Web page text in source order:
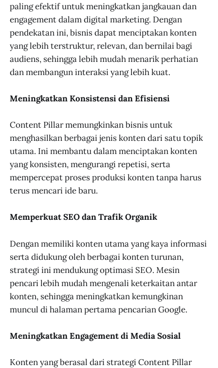
paling efektif untuk meningkatkan jangkauan dan
engagement dalam digital marketing. Dengan
pendekatan ini, bisnis dapat menciptakan konten
yang lebih terstruktur, relevan, dan bernilai bagi
audiens, sehingga lebih mudah menarik perhatian
dan membangun interaksi yang lebih kuat.
Meningkatkan Konsistensi dan Efisiensi
Content Pillar memungkinkan bisnis untuk
menghasilkan berbagai jenis konten dari satu topik
utama. Ini membantu dalam menciptakan konten
yang konsisten, mengurangi repetisi, serta
mempercepat proses produksi konten tanpa harus
terus mencari ide baru.
Memperkuat SEO dan Trafik Organik
Dengan memiliki konten utama yang kaya informasi
serta didukung oleh berbagai konten turunan,
strategi ini mendukung optimasi SEO. Mesin
pencari lebih mudah mengenali keterkaitan antar
konten, sehingga meningkatkan kemungkinan
muncul di halaman pertama pencarian Google.
Meningkatkan Engagement di Media Sosial
Konten yang berasal dari strategi Content Pillar